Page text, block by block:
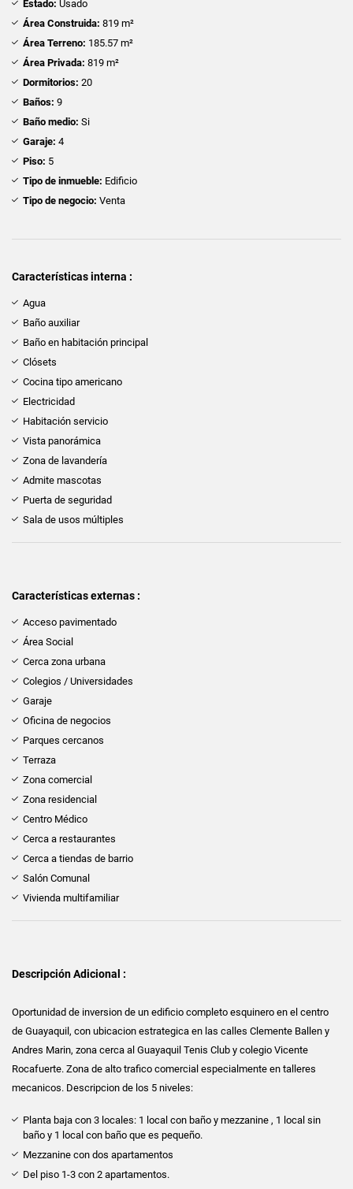
Estado: Usado
Área Construida: 819 m²
Área Terreno: 185.57 m²
Área Privada: 819 m²
Dormitorios: 20
Baños: 9
Baño medio: Si
Garaje: 4
Piso: 5
Tipo de inmueble: Edificio
Tipo de negocio: Venta
Características interna :
Agua
Baño auxiliar
Baño en habitación principal
Clósets
Cocina tipo americano
Electricidad
Habitación servicio
Vista panorámica
Zona de lavandería
Admite mascotas
Puerta de seguridad
Sala de usos múltiples
Características externas :
Acceso pavimentado
Área Social
Cerca zona urbana
Colegios / Universidades
Garaje
Oficina de negocios
Parques cercanos
Terraza
Zona comercial
Zona residencial
Centro Médico
Cerca a restaurantes
Cerca a tiendas de barrio
Salón Comunal
Vivienda multifamiliar
Descripción Adicional :
Oportunidad de inversion de un edificio completo esquinero en el centro
de Guayaquil, con ubicacion estrategica en las calles Clemente Ballen y
Andres Marin, zona cerca al Guayaquil Tenis Club y colegio Vicente
Rocafuerte. Zona de alto trafico comercial especialmente en talleres
mecanicos. Descripcion de los 5 niveles:
Planta baja con 3 locales: 1 local con baño y mezzanine , 1 local sin
baño y 1 local con baño que es pequeño.
Mezzanine con dos apartamentos
Del piso 1-3 con 2 apartamentos.